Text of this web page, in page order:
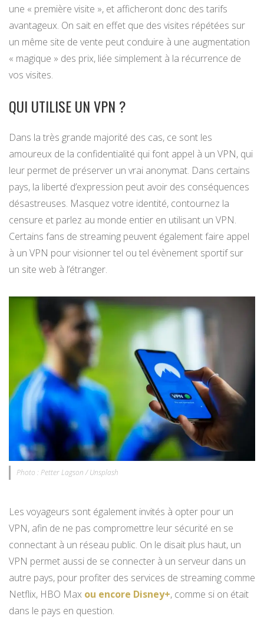
une « première visite », et afficheront donc des tarifs
avantageux. On sait en effet que des visites répétées sur
un même site de vente peut conduire à une augmentation
« magique » des prix, liée simplement à la récurrence de
vos visites.
QUI UTILISE UN VPN ?
Dans la très grande majorité des cas, ce sont les
amoureux de la confidentialité qui font appel à un VPN, qui
leur permet de préserver un vrai anonymat. Dans certains
pays, la liberté d’expression peut avoir des conséquences
désastreuses. Masquez votre identité, contournez la
censure et parlez au monde entier en utilisant un VPN.
Certains fans de streaming peuvent également faire appel
à un VPN pour visionner tel ou tel évènement sportif sur
un site web à l’étranger.
Photo : Petter Lagson / Unsplash
Les voyageurs sont également invités à opter pour un
VPN, afin de ne pas compromettre leur sécurité en se
connectant à un réseau public. On le disait plus haut, un
VPN permet aussi de se connecter à un serveur dans un
autre pays, pour profiter des services de streaming comme
Netflix, HBO Max ou encore Disney+, comme si on était
dans le pays en question.